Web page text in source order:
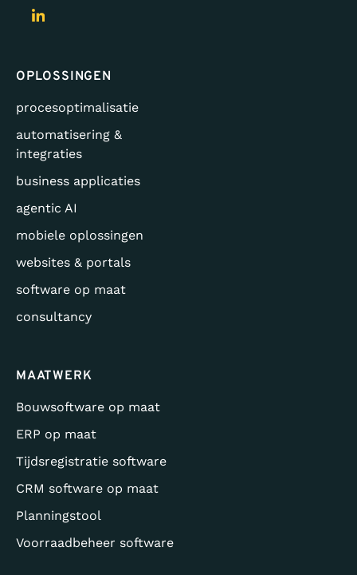
OPLOSSINGEN
procesoptimalisatie
automatisering &
integraties
business applicaties
agentic AI
mobiele oplossingen
websites & portals
software op maat
consultancy
MAATWERK
Bouwsoftware op maat
ERP op maat
Tijdsregistratie software
CRM software op maat
Planningstool
Voorraadbeheer software